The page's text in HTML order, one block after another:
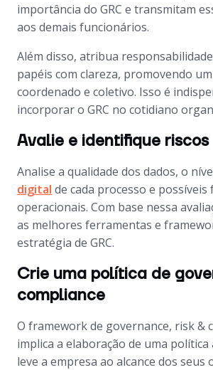
importância do GRC e transmitam
aos demais funcionários.
Além disso, atribua
papéis com clareza, promovendo
coordenado e coletivo. Isso é
incorporar o GRC no cotidiano
Avalie e identifique riscos
Analise a qualidade dos dados, o
digital de cada processo e possíveis
operacionais. Com base nessa
as melhores ferramentas e
estratégia de GRC.
Crie uma política de
compliance
O framework de governance, risk &
implica a elaboração de uma
leve a empresa ao alcance dos seus